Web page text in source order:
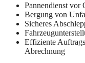
Pannendienst vor
Bergung von
Sicheres
Effiziente
Abrechnung